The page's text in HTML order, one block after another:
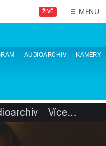
ŽIVĚ MENU
AUDIOARCHIV KAMERY
Více…